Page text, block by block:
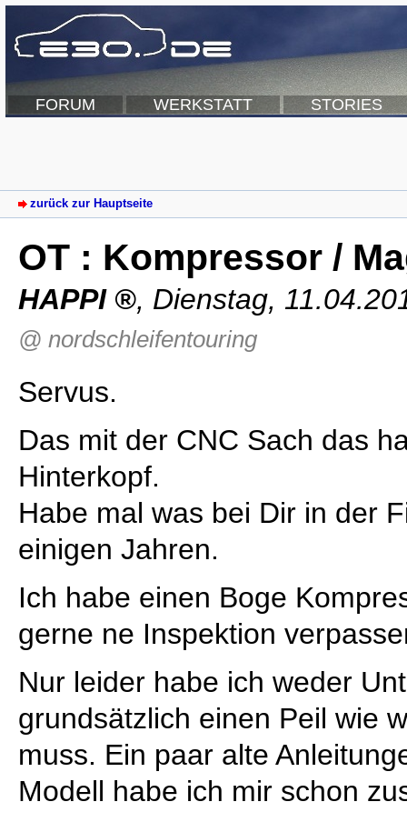
FORUM WERKSTATT STORIES
zurück zur Hauptseite
OT : Kompressor /
HAPPI , Dienstag,
@ nordschleifentouring
Servus.
Das mit der CNC Sach das
Hinterkopf.
Habe mal was bei Dir in der
einigen Jahren.
Ich habe einen Boge
gerne ne Inspektion
Nur leider habe ich weder
grundsätzlich einen Peil wie
muss. Ein paar alte
Modell habe ich mir schon